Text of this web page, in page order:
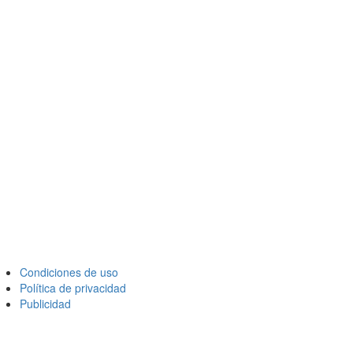
Condiciones de uso
Política de privacidad
Publicidad